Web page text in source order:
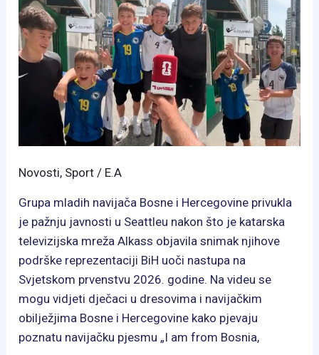
je
već
osigurao
prolaz
Novosti, Sport / E.A
Grupa mladih navijača Bosne i Hercegovine privukla
je pažnju javnosti u Seattleu nakon što je katarska
televizijska mreža Alkass objavila snimak njihove
podrške reprezentaciji BiH uoči nastupa na
Svjetskom prvenstvu 2026. godine. Na videu se
mogu vidjeti dječaci u dresovima i navijačkim
obilježjima Bosne i Hercegovine kako pjevaju
poznatu navijačku pjesmu „I am from Bosnia,